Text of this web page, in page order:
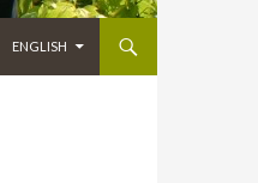
ENGLISH